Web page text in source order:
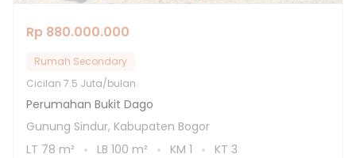
Rp 880.000.000
Rumah Secondary
Cicilan 7.5 Juta/bulan
Perumahan Bukit Dago
Gunung Sindur, Kabupaten Bogor
LT 78 m² LB 100 m² KM 1 KT 3